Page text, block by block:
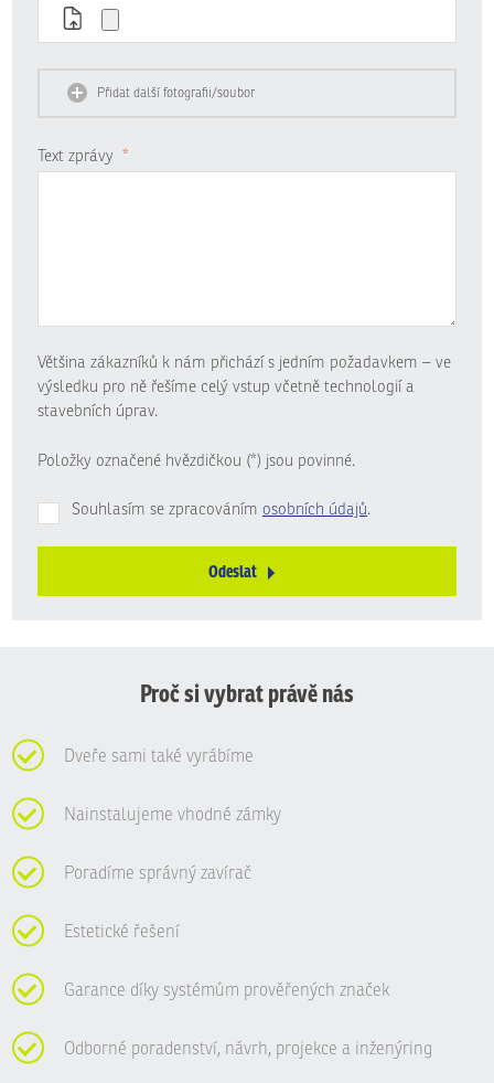
Přidat další fotografii/soubor
Text zprávy *
Většina zákazníků k nám přichází s jedním požadavkem – ve
výsledku pro ně řešíme celý vstup včetně technologií a
stavebních úprav.
Položky označené hvězdičkou (*) jsou povinné.
Souhlasím se zpracováním osobních údajů.
Odeslat
Proč si vybrat právě nás
Dveře sami také vyrábíme
Nainstalujeme vhodné zámky
Poradíme správný zavírač
Estetické řešení
Garance díky systémům prověřených značek
Odborné poradenství, návrh, projekce a inženýring